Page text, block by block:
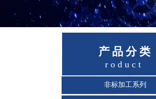
产品分类
roduct
非标加工系列